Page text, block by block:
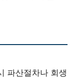
파산절차나 회생